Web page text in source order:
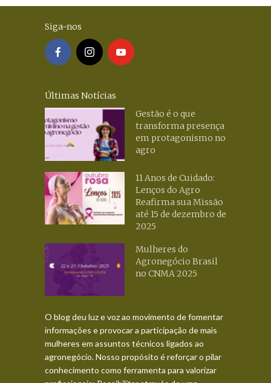
Siga-nos
Últimas Notícias
Gestão é o que
transforma presença
em protagonismo no
agro
11 Anos de Cuidado:
Lenços do Agro
Reafirma sua Missão
até 15 de dezembro de
2025
Mulheres do
Agronegócio Brasil
no CNMA 2025
O blog deu luz e voz ao movimento de fomentar
informações e provocar a participação de mais
mulheres em assuntos técnicos ligados ao
agronegócio. Nosso propósito é reforçar o pilar
conhecimento como ferramenta para valorizar